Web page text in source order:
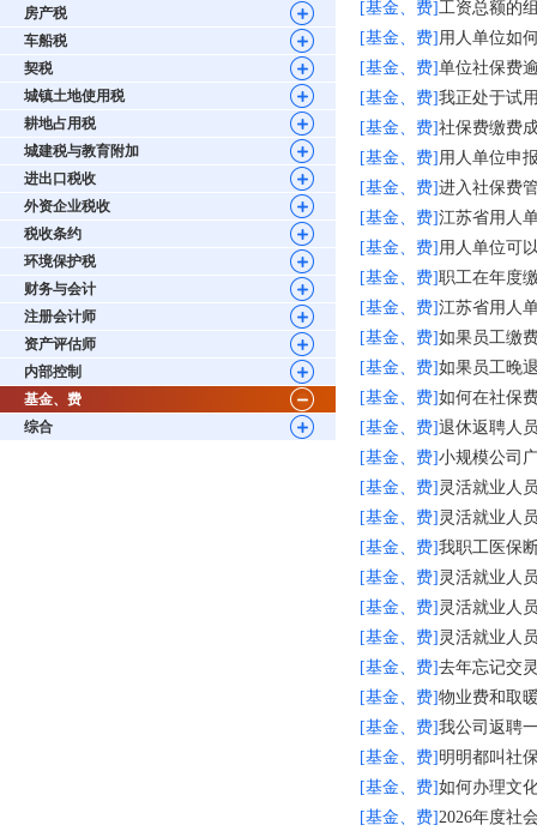
房产税
车船税
契税
城镇土地使用税
耕地占用税
城建税与教育附加
进出口税收
外资企业税收
税收条约
环境保护税
财务与会计
注册会计师
资产评估师
内部控制
基金、费
综合
[基金、费]工资总额的
[基金、费] 用人单位如
[基金、费]单位社保费
[基金、费]我正处于试
[基金、费]社保费缴费
[基金、费] 用人单位申
[基金、费]进入社保费
[基金、费]江苏省用人
[基金、费] 用人单位可
[基金、费]职工在年度
[基金、费]江苏省用人
[基金、费]如果员工缴
[基金、费]如果员工晚
[基金、费]如何在社保
[基金、费]退休返聘人
[基金、费]小规模公司
[基金、费] 灵活就业人
[基金、费] 灵活就业人
[基金、费]我职工医保
[基金、费] 灵活就业人
[基金、费] 灵活就业人
[基金、费] 灵活就业人
[基金、费]去年忘记交
[基金、费]物业费和取
[基金、费]我公司返聘
[基金、费] 明明都叫社
[基金、费]如何办理文
[基金、费]2026年度社